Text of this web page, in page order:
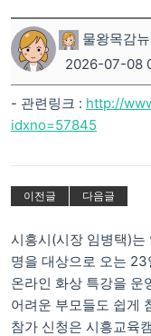
물왕목감
2026-07-08
- 관련링크 : http://
idxno=57845
이전글 다음글
시흥시(시장 임병택)
명을 대상으로 오는 23
온라인 화상 특강을 운
어려운 부모들도 쉽게
참가 신청은 시흥교육